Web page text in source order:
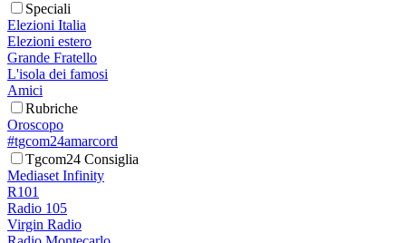
Speciali
Elezioni Italia
Elezioni estero
Grande Fratello
L'isola dei famosi
Amici
Rubriche
Oroscopo
#tgcom24amarcord
Tgcom24 Consiglia
Mediaset Infinity
R101
Radio 105
Virgin Radio